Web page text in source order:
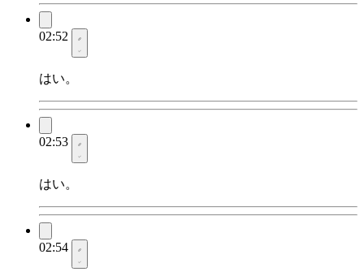
02:52
はい。
02:53
はい。
02:54